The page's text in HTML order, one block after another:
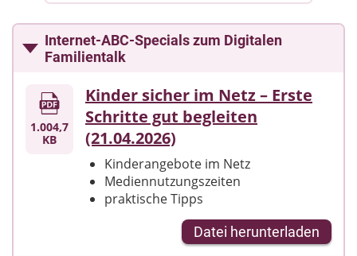
Internet-ABC-Specials zum Digitalen
Familientalk
1.004,7
KB
Kinder sicher im Netz – Erste
Schritte gut begleiten
(21.04.2026)
Kinderangebote im Netz
Mediennutzungszeiten
praktische Tipps
Datei herunterladen